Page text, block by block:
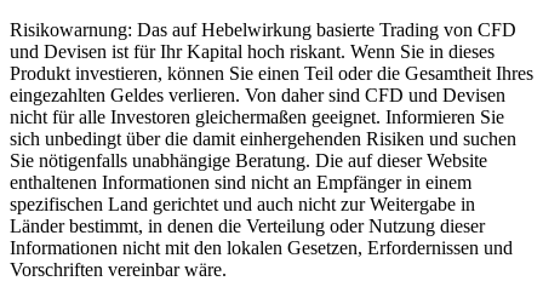
Risikowarnung: Das auf Hebelwirkung basierte Trading von CFD
und Devisen ist für Ihr Kapital hoch riskant. Wenn Sie in dieses
Produkt investieren, können Sie einen Teil oder die Gesamtheit Ihres
eingezahlten Geldes verlieren. Von daher sind CFD und Devisen
nicht für alle Investoren gleichermaßen geeignet. Informieren Sie
sich unbedingt über die damit einhergehenden Risiken und suchen
Sie nötigenfalls unabhängige Beratung. Die auf dieser Website
enthaltenen Informationen sind nicht an Empfänger in einem
spezifischen Land gerichtet und auch nicht zur Weitergabe in
Länder bestimmt, in denen die Verteilung oder Nutzung dieser
Informationen nicht mit den lokalen Gesetzen, Erfordernissen und
Vorschriften vereinbar wäre.